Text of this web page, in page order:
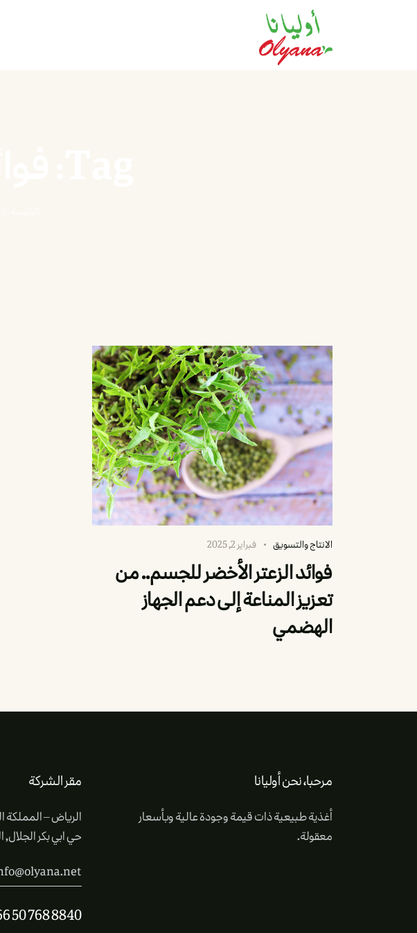
الانتاج والتسويق فبراير 2, 2025
فوائد الزعتر الأخضر للجسم.. من
تعزيز المناعة إلى دعم الجهاز
الهضمي
مرحبا، نحن أوليانا
أغذية طبيعية ذات قيمة وجودة عالية وبأسعار
معقولة.
مقر الشركة
الرياض – المملكة
حي ابي بكر الجلال,
50 768 8840